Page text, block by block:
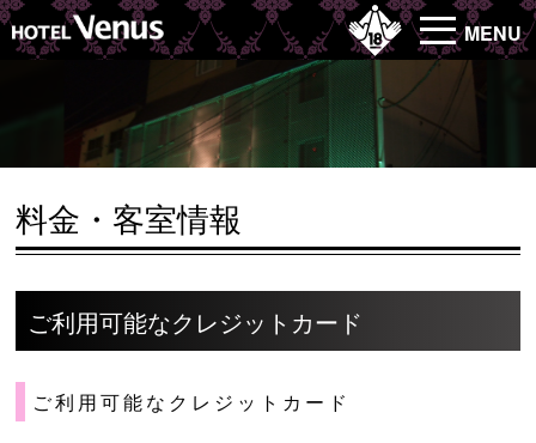
MENU
料金・客室情報
ご利用可能なクレジットカード
ご利用可能なクレジットカード